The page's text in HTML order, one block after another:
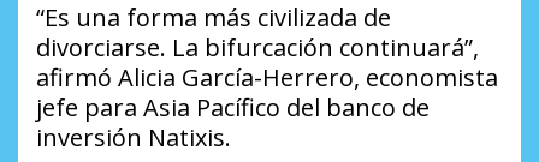
“Es una forma más civilizada de
divorciarse. La bifurcación continuará”,
afirmó Alicia García-Herrero, economista
jefe para Asia Pacífico del banco de
inversión Natixis.